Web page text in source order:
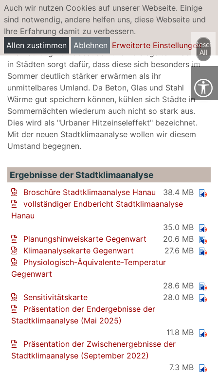
Auch wir nutzen Cookies auf unserer Webseite. Einige
sind notwendig, andere helfen uns, diese Webseite und
Ihre Erfahrung damit zu verbessern.
Allen zustimmen
Ablehnen Erweiterte Einstellungen
Stadtklimaanalyse
Die Häufung von Gebäuden und versiegelten Flächen
in Städten sorgt dafür, dass diese sich besonders im
Sommer deutlich stärker erwärmen als ihr
unmittelbares Umland. Da Beton, Glas und Stahl
Wärme gut speichern können, kühlen sich Städte in
Sommernächten wiederum auch nicht so stark aus.
Dies wird als "Urbaner Hitzeinseleffekt" bezeichnet.
Mit der neuen Stadtklimaanalyse wollen wir diesem
Umstand begegnen.
Ergebnisse der Stadtklimaanalyse
Broschüre Stadtklimaanalyse Hanau
38.4 MB
vollständiger Endbericht Stadtklimaanalyse
Hanau
35.0 MB
Planungshinweiskarte Gegenwart
20.6 MB
Klimaanalysekarte Gegenwart
27.6 MB
Physiologisch-Äquivalente-Temperatur
Gegenwart
28.6 MB
Sensitivitätskarte
28.0 MB
Präsentation der Endergebnisse der
Stadtklimaanalyse (Mai 2025)
11.8 MB
Präsentation der Zwischenergebnisse der
Stadtklimaanalyse (September 2022)
7.3 MB
Reset
All